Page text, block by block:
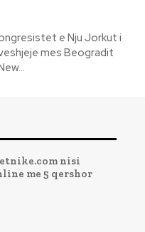
mes Beogradit
nisi
me 5 qershor